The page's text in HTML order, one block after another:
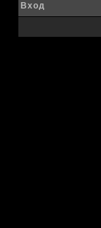
Вход